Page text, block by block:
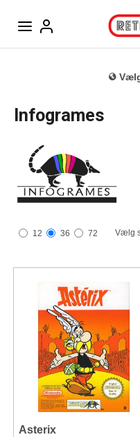
Infogrames
12 36 72 Vælg
Asterix